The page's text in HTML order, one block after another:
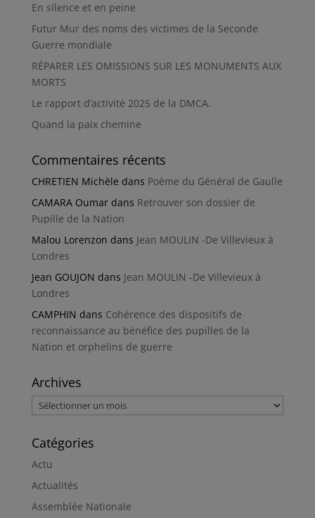
En silence et en peine
Futur Mur des noms des victimes de la Seconde
Guerre mondiale
RÉPARER LES OMISSIONS SUR LES MONUMENTS AUX
MORTS
Le rapport d’activité 2025 de la DMCA.
Quand la paix chemine
Commentaires récents
CHRETIEN Michèle dans Poème du Général de Gaulle
CAMARA Oumardans Retrouver son dossier de
Pupille de la Nation
Malou Lorenzon dans Jean MOULIN -De Villevieux à
Londres
Jean GOUJON dans Jean MOULIN -De Villevieux à
Londres
CAMPHIN dans Cohérence des dispositifs de
reconnaissance au bénéfice des pupilles de la
Nation et orphelins de guerre
Archives
Archives
Catégories
Actu
Actualités
Assemblée Nationale